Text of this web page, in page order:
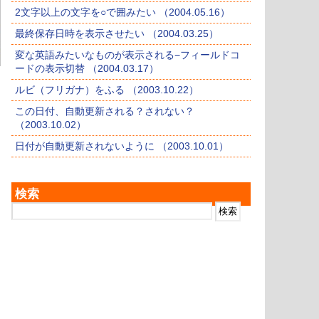
2文字以上の文字を○で囲みたい （2004.05.16）
最終保存日時を表示させたい （2004.03.25）
変な英語みたいなものが表示される−フィールドコ
ードの表示切替 （2004.03.17）
ルビ（フリガナ）をふる （2003.10.22）
この日付、自動更新される？されない？
（2003.10.02）
日付が自動更新されないように （2003.10.01）
検索